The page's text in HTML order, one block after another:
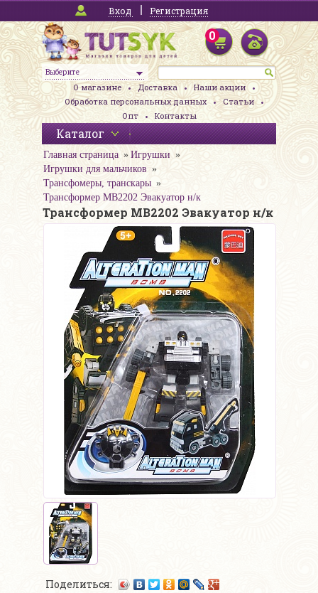
Вход Регистрация
Выберите
0
О магазине Доставка
Наши акции
Обработка персональных данных
Статьи
Опт
Контакты
Каталог
Главная страница
Игрушки
Игрушки для мальчиков
Трансфомеры, транскары
Трансформер MB2202 Эвакуатор н/к
Трансформер MB2202 Эвакуатор н/к
Поделиться: